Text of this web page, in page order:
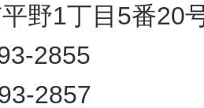
野1丁目5番20
2855
2857